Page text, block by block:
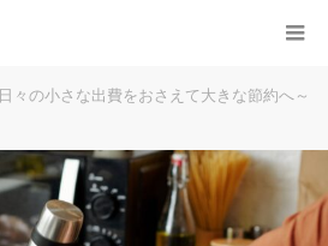
日々の小さな出費をおさえて大きな節約へ～